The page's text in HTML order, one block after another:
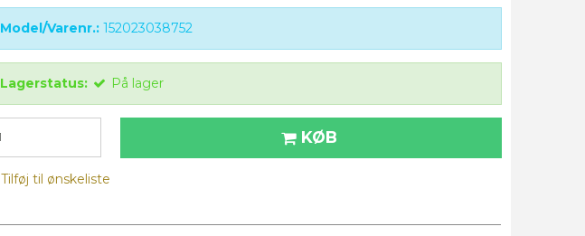
Model/Varenr.: 152023038752
Lagerstatus: På lager
KØB
Tilføj til ønskeliste